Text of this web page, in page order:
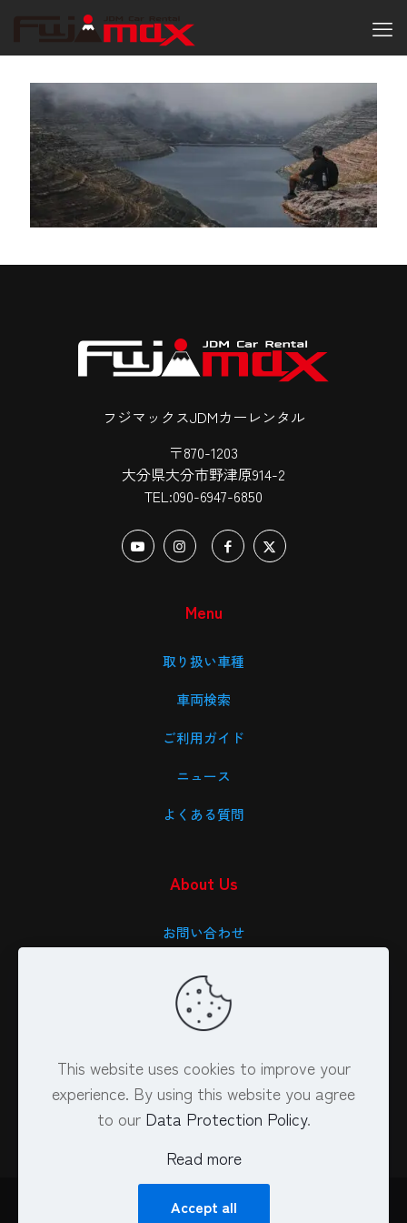
フジマックスJDMカーレンタル
〒870-1203
大分県大分市野津原914-2
TEL:090-6947-6850
Menu
取り扱い車種
車両検索
ご利用ガイド
ニュース
よくある質問
About Us
お問い合わせ
特定商取引法に基づく表記
This website uses cookies to improve your
experience. By using this website you agree
to our Data Protection Policy.
Read more
Accept all